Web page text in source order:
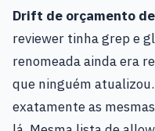
Drift de orçamento
reviewer tinha grep e
renomeada ainda era
que ninguém
exatamente as